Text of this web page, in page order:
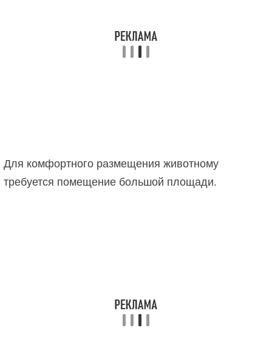
Для комфортного размещения животному
требуется помещение большой площади.